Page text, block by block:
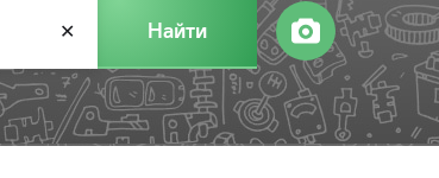
✕ Найти